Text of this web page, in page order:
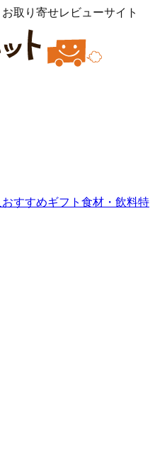
取り寄せレビューサイト
すすめギフト 食材・飲料特